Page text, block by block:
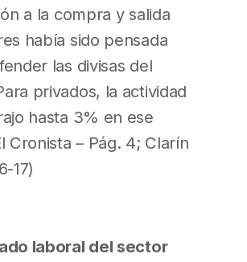
a la compra y salida
había sido pensada
las divisas del
privados, la actividad
hasta 3% en ese
Cronista – Pág. 4; Clarín
17)
laboral del sector